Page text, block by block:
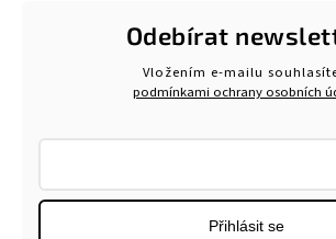
Odebírat
Vložením e-mailu
podmínkami ochrany osobních
Přihlásit se